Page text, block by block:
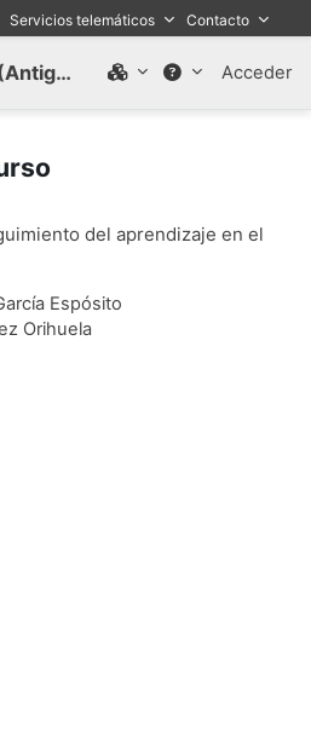
Servicios telemáticos Contacto
Formación (Antiguo) Acceder
del aprendizaje en el
Espósito
Orihuela